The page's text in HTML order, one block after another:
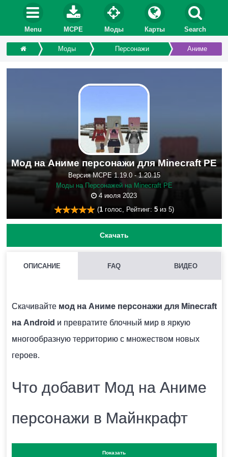
Menu MCPE Моды Карты Search
Моды Персонажи Аниме
Мод на Аниме персонажи для Minecraft PE
Версия MCPE 1.19.0 - 1.20.15
Моды на Персонажей на Minecraft PE
4 июля 2023
(1 голос, Рейтинг: 5 из 5)
Скачать
ОПИСАНИЕ FAQ ВИДЕО
Скачивайте мод на Аниме персонажи для Minecraft
на Android и превратите блочный мир в яркую
многообразную территорию с множеством новых
героев.
Что добавит Мод на Аниме
персонажи в Майнкрафт
ПЕ?
Показать
Нежелательно, поскольку модификации могут
конфликтовать между собой и вызывать ошибки.
Для этого нужно скачать файл мода и запустить его.
МОЖНО ЛИ ЗАПУСТИТЬ ЭТУ МОДИФИКАЦИЮ В